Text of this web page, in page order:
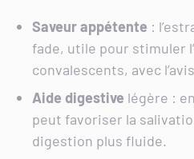
Saveurappétente :
fade, utile pour stimuler
convalescents, avec
Aide digestive légère :
peut favoriser la
digestion plus fluide.